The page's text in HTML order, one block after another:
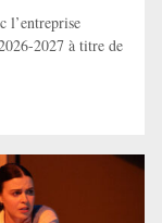
l’entreprise
2027 à titre de